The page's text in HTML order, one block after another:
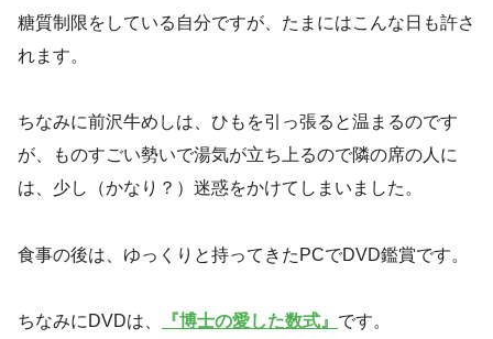
糖質制限をしている自分ですが、たまにはこんな日も許さ
れます。
ちなみに前沢牛めしは、ひもを引っ張ると温まるのです
が、ものすごい勢いで湯気が立ち上るので隣の席の人に
は、少し（かなり？）迷惑をかけてしまいました。
食事の後は、ゆっくりと持ってきたPCでDVD鑑賞です。
ちなみにDVDは、 『博士の愛した数式』 です。